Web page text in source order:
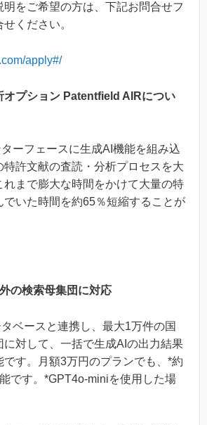
明をご希望の方は、下記お問合せフ
ください。
apply#/
オプション Patentfield AIRについ
ーフェースに生成AI機能を組み込
特許文献の査読・分析プロセスを大
れまで膨大な時間をかけて大量の特
でいた時間を約65％短縮することが
の検索母集団に対応
ベースと連携し、最大1万件の国
に対して、一括で生成AIの出力結果
です。月額3万円のプランでも、*約
です。*GPT4o-miniを使用した場